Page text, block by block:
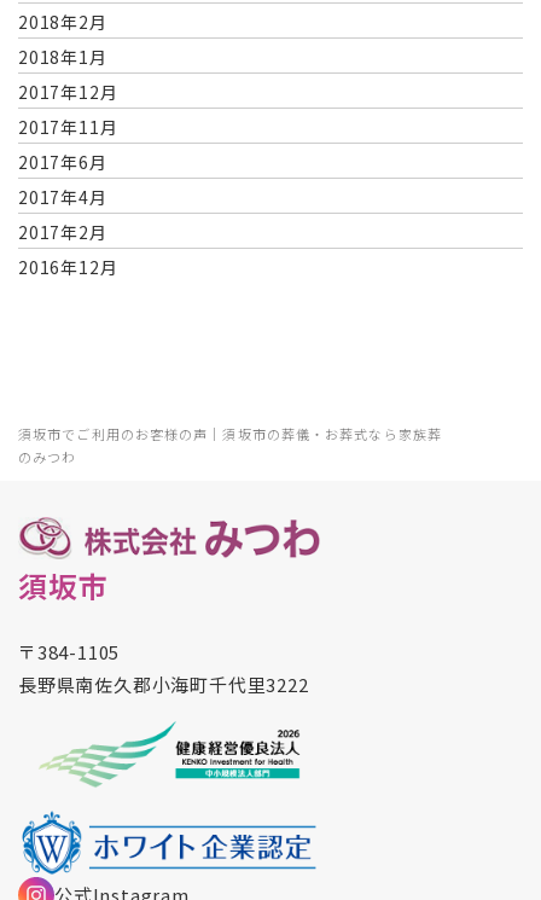
須坂市でご利用のお客様の声｜須坂市の葬儀・お葬式なら家族葬
のみつわ
2018年2月
2018年1月
2017年12月
2017年11月
2017年6月
2017年4月
2017年2月
2016年12月
須坂市
〒384-1105
長野県南佐久郡小海町千代里3222